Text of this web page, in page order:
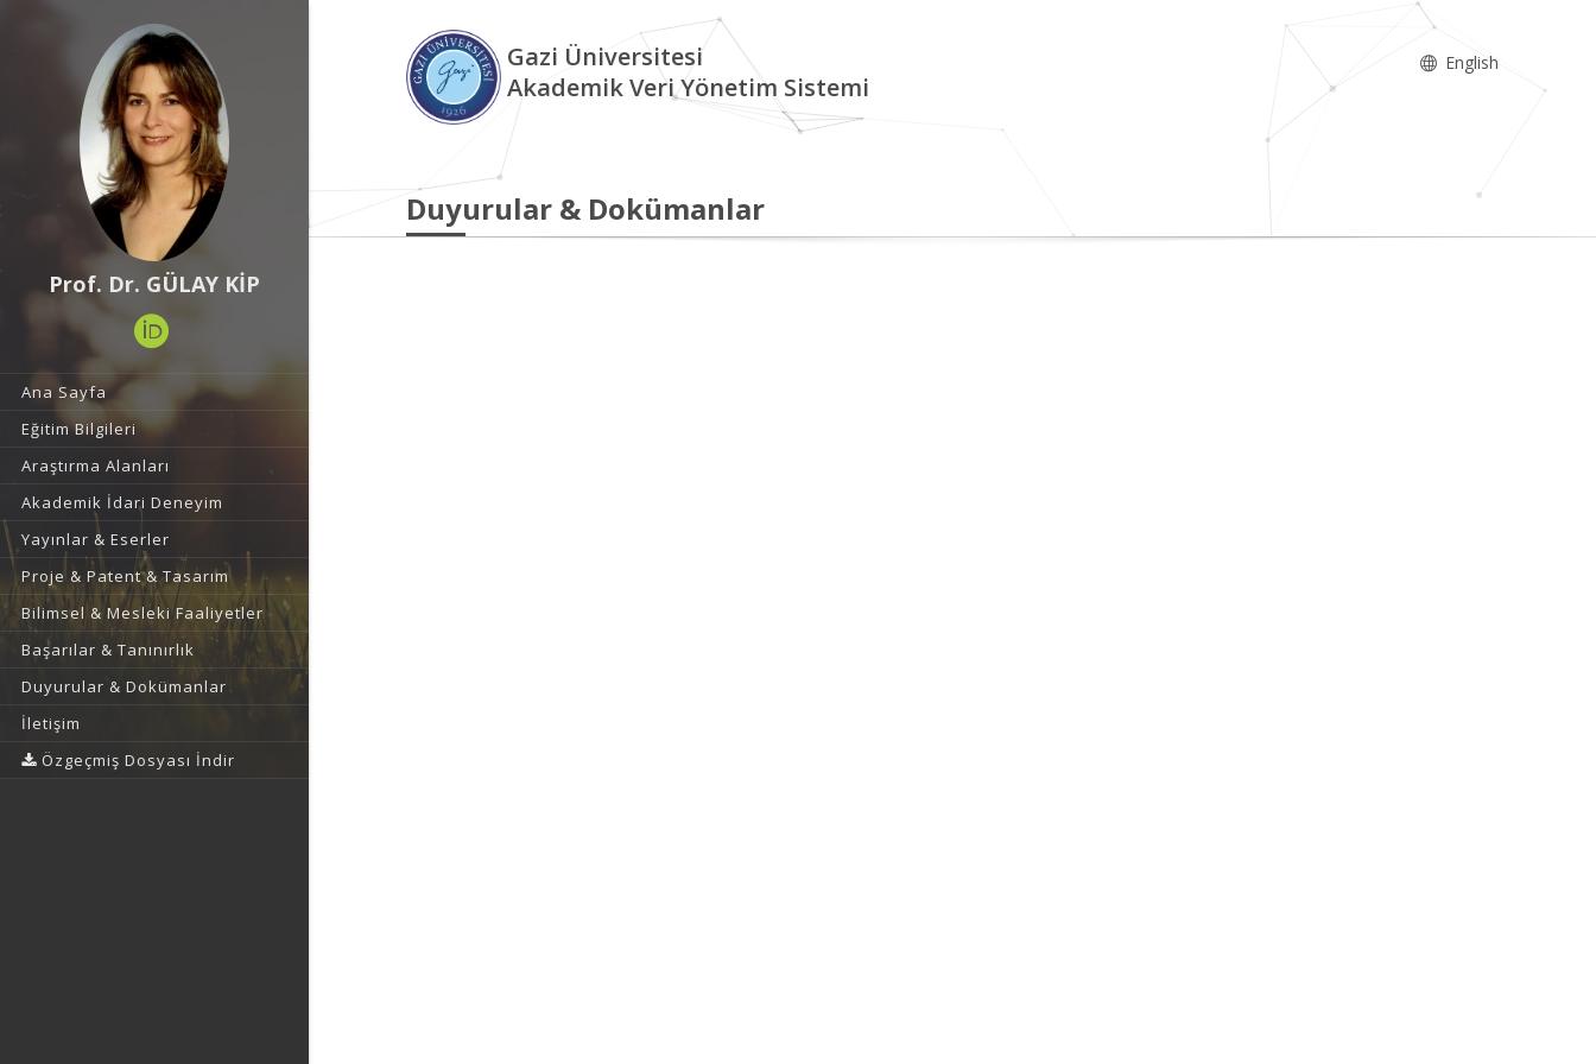
Prof. Dr. GÜLAY KİP
Ana Sayfa
Eğitim Bilgileri
Araştırma Alanları
Akademik İdari Deneyim
Yayınlar & Eserler
Proje & Patent & Tasarım
Bilimsel & Mesleki Faaliyetler
Başarılar & Tanınırlık
Duyurular & Dokümanlar
İletişim
Özgeçmiş Dosyası İndir
Gazi Üniversitesi
Akademik Veri Yönetim Sistemi
English
Duyurular & Dokümanlar